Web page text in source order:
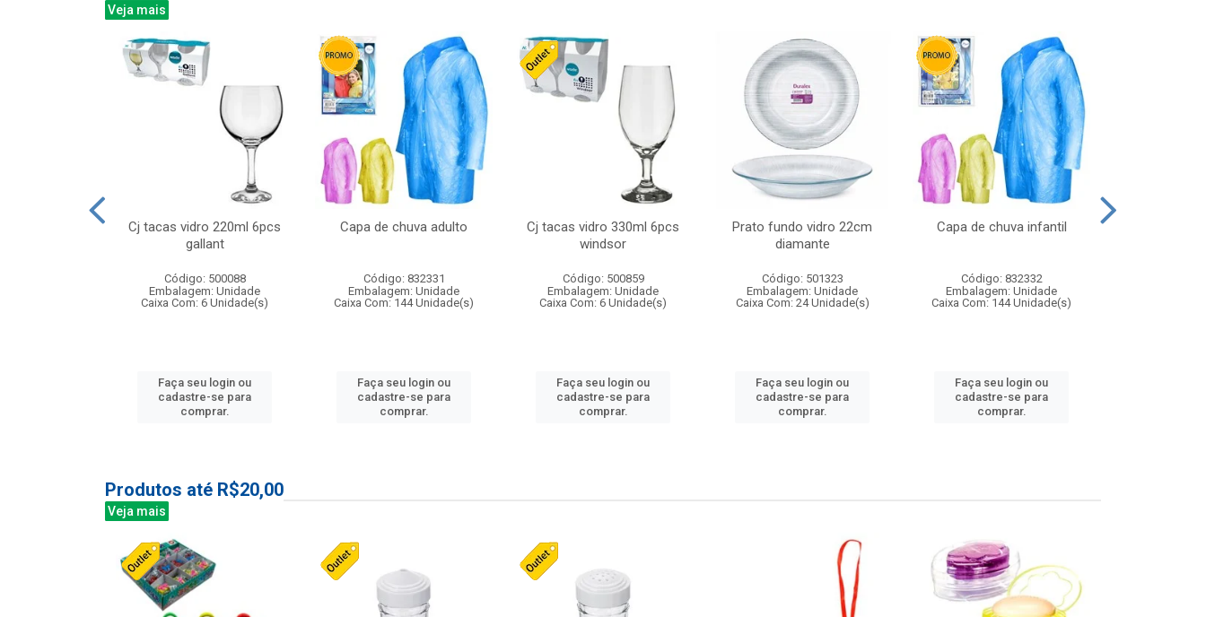
Veja mais
Cj tacas vidro 220ml 6pcs
gallant
Código: 500088
Embalagem: Unidade
Caixa Com: 6 Unidade(s)
Faça seu login ou
cadastre-se para
comprar.
Capa de chuva adulto
Código: 832331
Embalagem: Unidade
Caixa Com: 144 Unidade(s)
Faça seu login ou
cadastre-se para
comprar.
Cj tacas vidro 330ml 6pcs
windsor
Código: 500859
Embalagem: Unidade
Caixa Com: 6 Unidade(s)
Faça seu login ou
cadastre-se para
comprar.
Prato fundo vidro 22cm
diamante
Código: 501323
Embalagem: Unidade
Caixa Com: 24 Unidade(s)
Faça seu login ou
cadastre-se para
comprar.
Capa de chuva infantil
Código: 832332
Embalagem: Unidade
Caixa Com: 144 Unidade(s)
Faça seu login ou
cadastre-se para
comprar.
Produtos até R$20,00
Veja mais